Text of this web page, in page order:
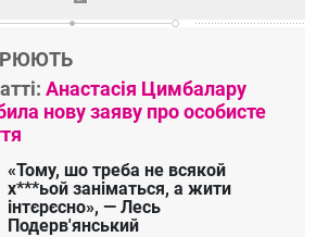
Анастасія Цимбалару
нову заяву про особисте
«Тому, шо треба не всякой
х***ьой заніматься, а жити
інтєрєсно», — Лесь
Подерв'янський